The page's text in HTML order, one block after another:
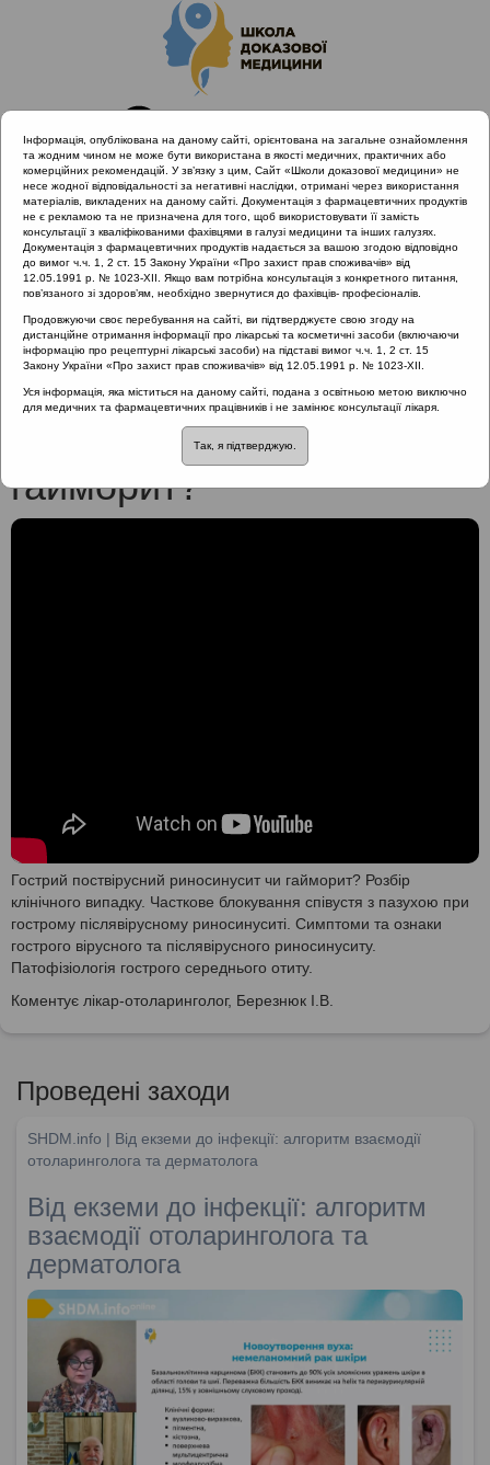
Головна
Проведені заходи
Гострий риносинусит та отит з позицій Icpc-2. Львів
21.02.2019
Гострий поствірусний риносинусит чи гайморит?
Гострий поствірусний
риносинусит чи
гайморит?
Гострий поствірусний риносинусит чи гайморит? Розбір
клінічного випадку. Часткове блокування співустя з пазухою при
гострому післявірусному риносинуситі. Симптоми та ознаки
гострого вірусного та післявірусного риносинуситу.
Патофізіологія гострого середнього отиту.
Коментує лікар-отоларинголог, Березнюк І.В.
Проведені заходи
SHDM.info | Від екземи до інфекції: алгоритм взаємодії
отоларинголога та дерматолога
Від екземи до інфекції: алгоритм
взаємодії отоларинголога та
дерматолога
Інформація, опублікована на даному сайті, орієнтована на загальне ознайомлення
та жодним чином не може бути використана в якості медичних, практичних або
комерційних рекомендацій. У зв’язку з цим, Сайт «Школи доказової медицини» не
несе жодної відповідальності за негативні наслідки, отримані через використання
матеріалів, викладених на даному сайті. Документація з фармацевтичних продуктів
не є рекламою та не призначена для того, щоб використовувати її замість
консультації з кваліфікованими фахівцями в галузі медицини та інших галузях.
Документація з фармацевтичних продуктів надається за вашою згодою відповідно
до вимог ч.ч. 1, 2 ст. 15 Закону України «Про захист прав споживачів» від
12.05.1991 р. № 1023-XII. Якщо вам потрібна консультація з конкретного питання,
пов’язаного зі здоров’ям, необхідно звернутися до фахівців- професіоналів.
Продовжуючи своє перебування на сайті, ви підтверджуєте свою згоду на
дистанційне отримання інформації про лікарські та косметичні засоби (включаючи
інформацію про рецептурні лікарські засоби) на підставі вимог ч.ч. 1, 2 ст. 15
Закону України «Про захист прав споживачів» від 12.05.1991 р. № 1023-XII.
Уся інформація, яка міститься на даному сайті, подана з освітньою метою виключно
для медичних та фармацевтичних працівників і не замінює консультації лікаря.
Так, я підтверджую.